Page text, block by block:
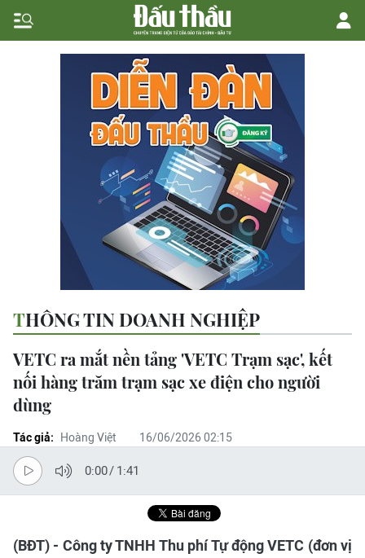
THÔNG TIN DOANH NGHIỆP
VETC ra mắt nền tảng 'VETC Trạm sạc', kết
nối hàng trăm trạm sạc xe điện cho người
dùng
Tác giả: Hoàng Việt 16/06/2026 02:15
0:00/ 1:41
(BĐT) - Công ty TNHH Thu phí Tự động VETC (đơn vị